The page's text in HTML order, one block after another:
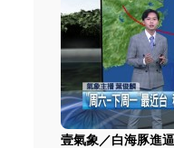
壹氣象／白海豚進